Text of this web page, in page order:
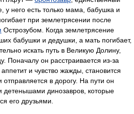
у него есть только мама, бабушка и
при землетрясении после
Острозубом. Когда землетрясение
бабушки и дедушки, а мать погибает,
искать путь в Великую Долину,
Поначалу он расстраивается из-за
и чувство жажды, становится
в дорогу. На пути он
детенышами динозавров, которые
его друзьями.